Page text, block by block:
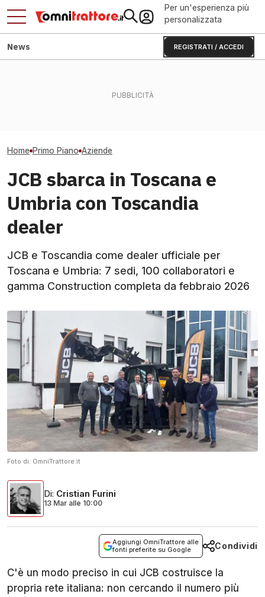
Per un'esperienza più
personalizzata
REGISTRATI / ACCEDI
News
Home Primo Piano Aziende
JCB sbarca in Toscana e
Umbria con Toscandia
dealer
JCB e Toscandia come dealer ufficiale per
Toscana e Umbria: 7 sedi, 100 collaboratori e
gamma Construction completa da febbraio 2026
Foto di: OmniTrattore.it
Di: Cristian Furini
13 Mar alle 10:00
Aggiungi OmniTrattore alle
fonti preferite su Google
Condividi
C'è un modo preciso in cui JCB costruisce la
propria rete italiana: non cercando il numero più